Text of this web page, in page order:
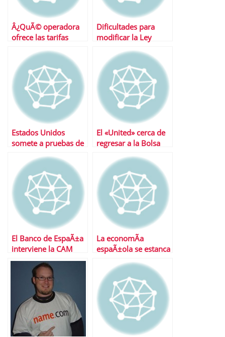
Â¿QuÃ© operadora
ofrece las tarifas
Dificultades para
modificar la Ley
Estados Unidos
somete a pruebas de
El «United» cerca de
regresar a la Bolsa
El Banco de EspaÃ±a
interviene la CAM
La economÃ­a
espaÃ±ola se estanca